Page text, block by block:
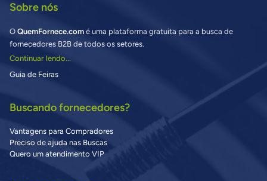
Sobre nós
O QuemFornece.com é uma plataforma gratuita para a busca de
fornecedores B2B de todos os setores.
Continuar lendo...
Guia de Feiras
Buscando fornecedores?
Vantagens para Compradores
Preciso de ajuda nas Buscas
Quero um atendimento VIP